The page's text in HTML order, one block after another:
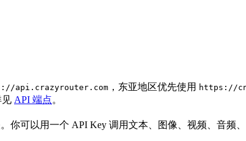
api.crazyrouter.com ，东亚地区优先使用 https://
见 API 端点。
你可以用一个 API Key 调用文本、图像、视频、音频